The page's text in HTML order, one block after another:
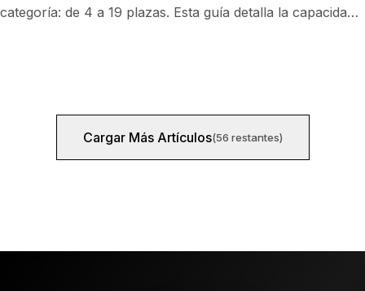
categoría: de 4 a 19 plazas. Esta guía detalla la capacidad
Cargar Más Artículos(56 restantes)